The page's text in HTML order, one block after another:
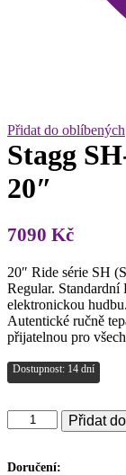
Přidat do oblíbených
Stagg
20″
7090 Kč
20″ Ride série SH
Regular.
elektronickou
Autentické ručně
přijatelnou pro
Dostupnost: 14 dní
Stagg
SH-
činel
Přidat
Doručení: